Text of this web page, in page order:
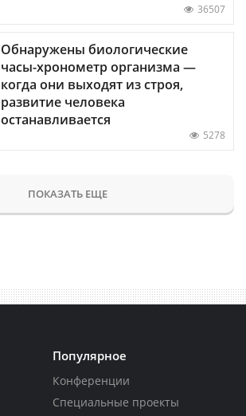
36507
Обнаружены биологические
часы-хронометр организма —
когда они выходят из строя,
развитие человека
останавливается
5278
ПОКАЗАТЬ ЕЩЕ
Популярное
Конференции
Специальные проекты